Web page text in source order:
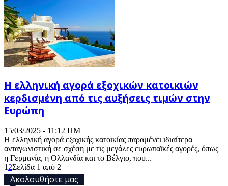
Η ελληνική αγορά εξοχικών κατοικιών
κερδισμένη από τις αυξήσεις τιμών στην
Ευρώπη
15/03/2025 - 11:12 ΠΜ
Η ελληνική αγορά εξοχικής κατοικίας παραμένει ιδιαίτερα
ανταγωνιστική σε σχέση με τις μεγάλες ευρωπαϊκές αγορές, όπως
η Γερμανία, η Ολλανδία και το Βέλγιο, που...
1 2Σελίδα 1 από 2
Ακολουθήστε μας